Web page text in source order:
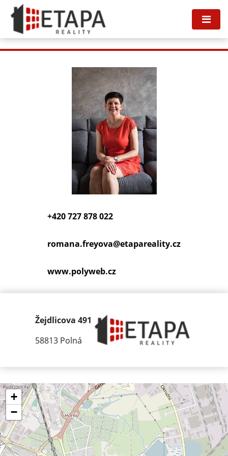
Tato nemovitost neexistuje, již nejspíš byla smazána.
Zpět na hlavní stranu .
+420 727 878 022
romana.freyova@etapareality.cz
www.polyweb.cz
Žejdlicova 491
58813 Polná
+
−